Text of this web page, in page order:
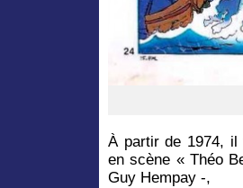
À partir de 1974, il
en scène « Théo
Guy Hempay -,